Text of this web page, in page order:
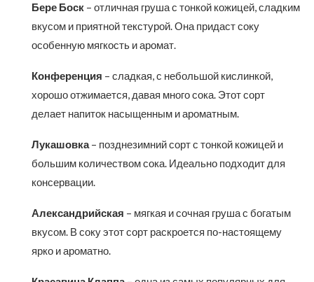
Бере Боск – отличная груша с тонкой кожицей, сладким
вкусом и приятной текстурой. Она придаст соку
особенную мягкость и аромат.
Конференция – сладкая, с небольшой кислинкой,
хорошо отжимается, давая много сока. Этот сорт
делает напиток насыщенным и ароматным.
Лукашовка– позднезимний сорт с тонкой кожицей и
большим количеством сока. Идеально подходит для
консервации.
Александрийская – мягкая и сочная груша с богатым
вкусом. В соку этот сорт раскроется по-настоящему
ярко и ароматно.